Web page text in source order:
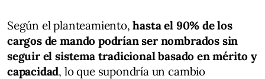
Según el planteamiento,hasta el 90% de los
cargos de mando podrían ser nombrados sin
seguir el sistema tradicional basado en mérito y
capacidad, lo que supondría un cambio